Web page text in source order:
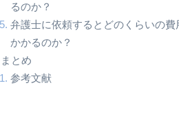
るのか？
弁護士に依頼するとどのくらいの費
かかるのか？
まとめ
参考文献